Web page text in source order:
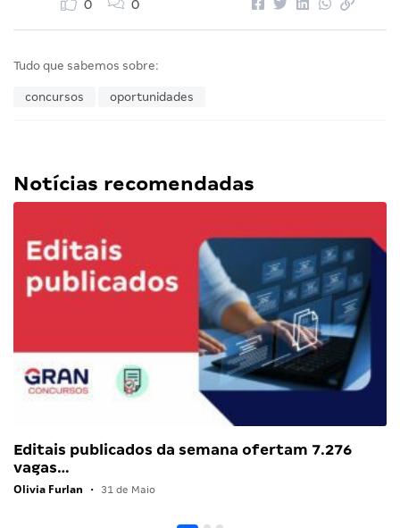
0 0
Tudo que sabemos sobre:
concursos oportunidades
Notícias recomendadas
Editais publicados da semana ofertam 7.276
vagas…
Olivia Furlan • 31 de Maio